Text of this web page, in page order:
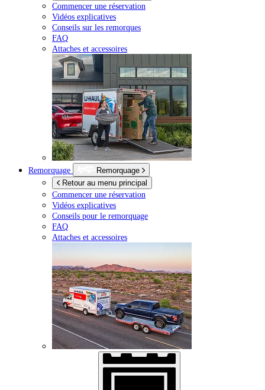
Commencer une réservation
Vidéos explicatives
Conseils sur les remorques
FAQ
Attaches et accessoires
Remorquage
Remorquage
Retour au menu principal
Commencer une réservation
Vidéos explicatives
Conseils pour le remorquage
FAQ
Attaches et accessoires